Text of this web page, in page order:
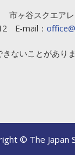
ヶ谷スクエア
E-mail：
ないことがありま
© The Japan